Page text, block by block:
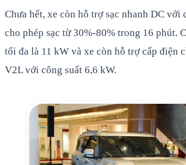
Chưa hết, xe còn hỗ trợ sạc nhanh DC với
cho phép sạc từ 30%-80% trong 16 phút.
tối đa là 11 kW và xe còn hỗ trợ cấp điện
V2L với công suất 6,6 kW.